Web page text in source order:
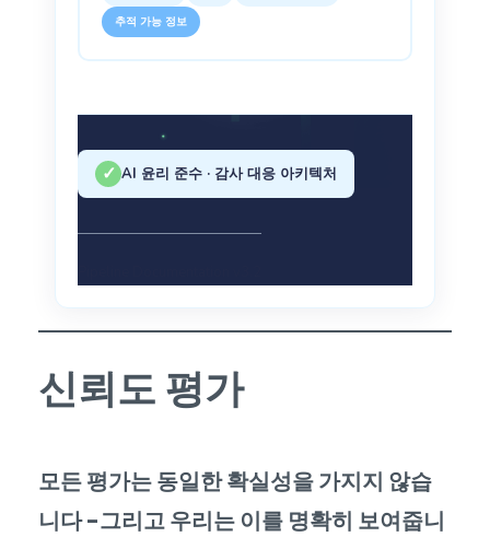
추적 가능 정보
✓ AI 윤리 준수 · 감사 대응 아키텍처
신뢰도 평가
모든 평가는 동일한 확실성을 가지지 않습
니다 -그리고 우리는 이를 명확히 보여줍니